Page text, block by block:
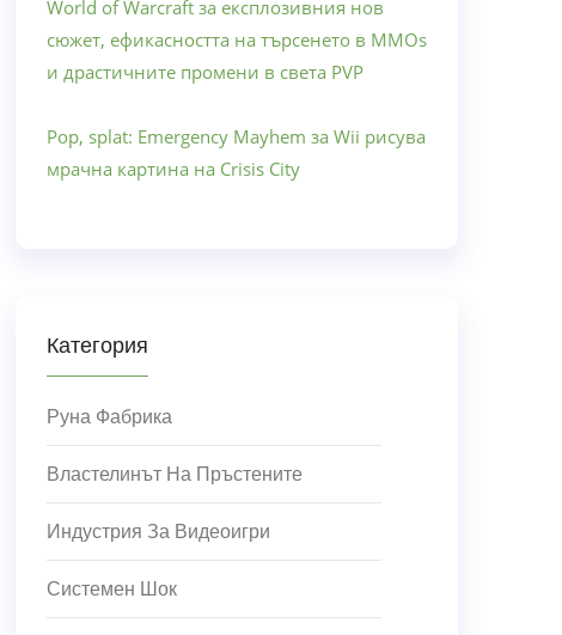
World of Warcraft за експлозивния нов
сюжет, ефикасността на търсенето в MMOs
и драстичните промени в света PVP
Pop, splat: Emergency Mayhem за Wii рисува
мрачна картина на Crisis City
Категория
Руна Фабрика
Властелинът На Пръстените
Индустрия За Видеоигри
Системен Шок